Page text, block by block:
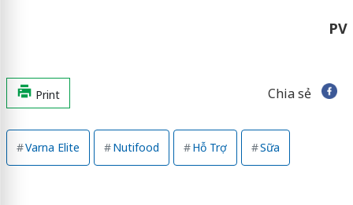
PV
Print Chia sẻ
Varna Elite Nutifood Hỗ Trợ Sữa